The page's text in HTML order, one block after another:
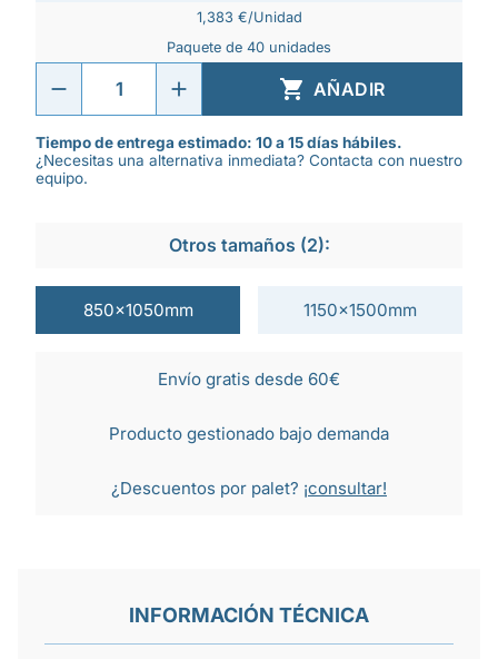
1,383 €/Unidad
Paquete de 40 unidades
 AÑADIR
Tiempo de entrega estimado: 10 a 15 días hábiles.
¿Necesitas una alternativa inmediata? Contacta con nuestro
equipo.
Otros tamaños (2):
850x1050mm 1150x1500mm
Envío gratis desde 60€
Producto gestionado bajo demanda
¿Descuentos por palet? ¡consultar!
INFORMACIÓN TÉCNICA